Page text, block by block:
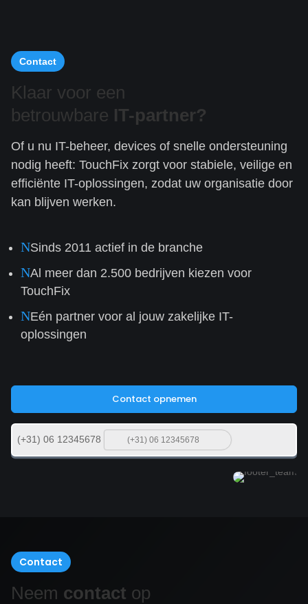
Contact
Klaar voor een
betrouwbare IT-partner?
Of u nu IT-beheer, devices of snelle ondersteuning
nodig heeft: TouchFix zorgt voor stabiele, veilige en
efficiënte IT-oplossingen, zodat uw organisatie door
kan blijven werken.
NSinds 2011 actief in de branche
NAl meer dan 2.500 bedrijven kiezen voor
TouchFix
NEén partner voor al jouw zakelijke IT-
oplossingen
Contact opnemen
(+31) 06 12345678
Contact
Neem contact op